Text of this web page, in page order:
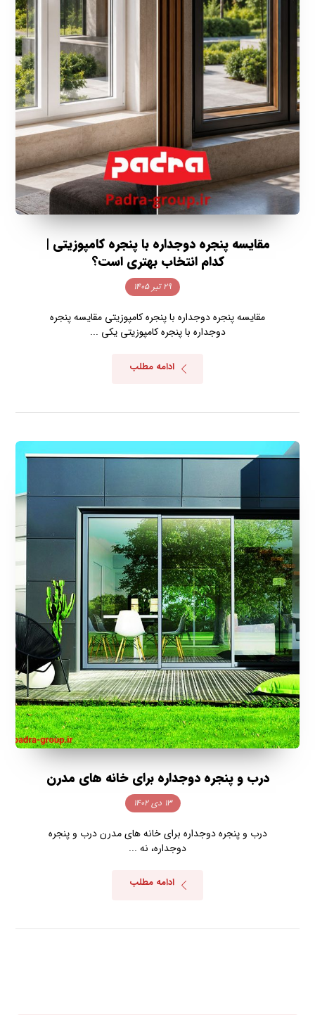
مقایسه پنجره دوجداره با پنجره کامپوزیتی |
کدام انتخاب بهتری است؟
۲۹ تیر ۱۴۰۵
مقایسه پنجره دوجداره با پنجره کامپوزیتی مقایسه پنجره
دوجداره با پنجره کامپوزیتی یکی ...
ادامه مطلب
درب و پنجره دوجداره برای خانه های مدرن
۱۳ دی ۱۴۰۲
درب و پنجره دوجداره برای خانه های مدرن درب و پنجره
دوجداره، نه ...
ادامه مطلب